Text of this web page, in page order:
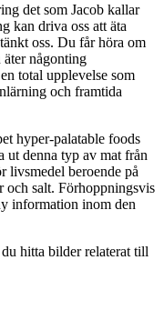
det som Jacob kallar
kan driva oss att äta
oss. Du får höra om
äter någonting
total upplevelse som
och framtida
hyper-palatable foods
ut denna typ av mat från
livsmedel beroende på
och salt. Förhoppningsvis
information inom den
hitta bilder relaterat till